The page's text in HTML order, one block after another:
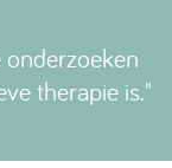
therapie is.